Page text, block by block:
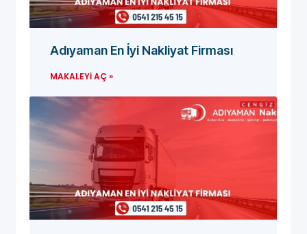
Adıyaman En İyi Nakliyat Firması
MAKALEYI AÇ »